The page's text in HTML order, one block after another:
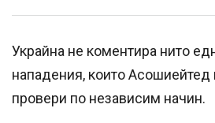
Украйна не коментира нито
нападения, които
провери по независим начин.